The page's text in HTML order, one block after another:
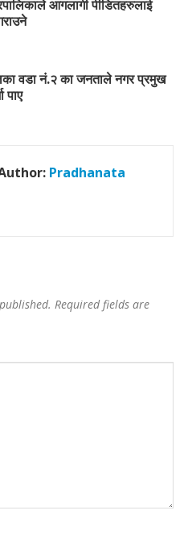
आगलागी पीडितहरुलाई
वडा नं.२ का जनताले नगर प्रमुख
पाए
Pradhanata
Required fields are